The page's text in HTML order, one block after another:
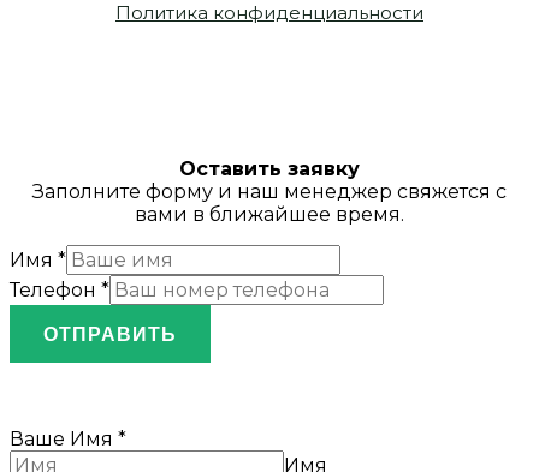
Политика конфиденциальности
Оставить заявку
Заполните форму и наш менеджер свяжется с
вами в ближайшее время.
Имя *
Телефон *
ОТПРАВИТЬ
Ваше Имя *
Имя